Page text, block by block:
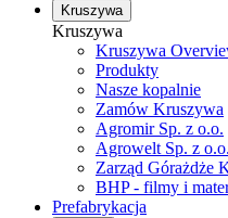
Kruszywa
Kruszywa
Kruszywa
Produkty
Nasze kopalnie
Zamów Kruszywa
Agromir Sp. z o.o.
Agrowelt Sp. z o.o.
Zarząd Górażdże
BHP - filmy i
Prefabrykacja